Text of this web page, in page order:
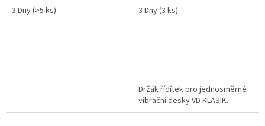
3 Dny(>5 ks) 3 Dny(3 ks)
Držák řídítek pro jednosměrné
vibrační desky VD KLASIK.